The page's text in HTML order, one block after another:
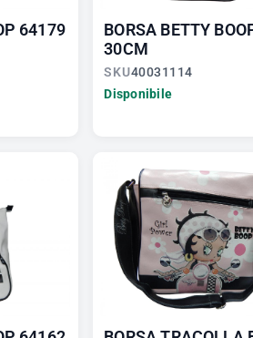
64179
BORSA BETTY
30CM
SKU40031114
Disponibile